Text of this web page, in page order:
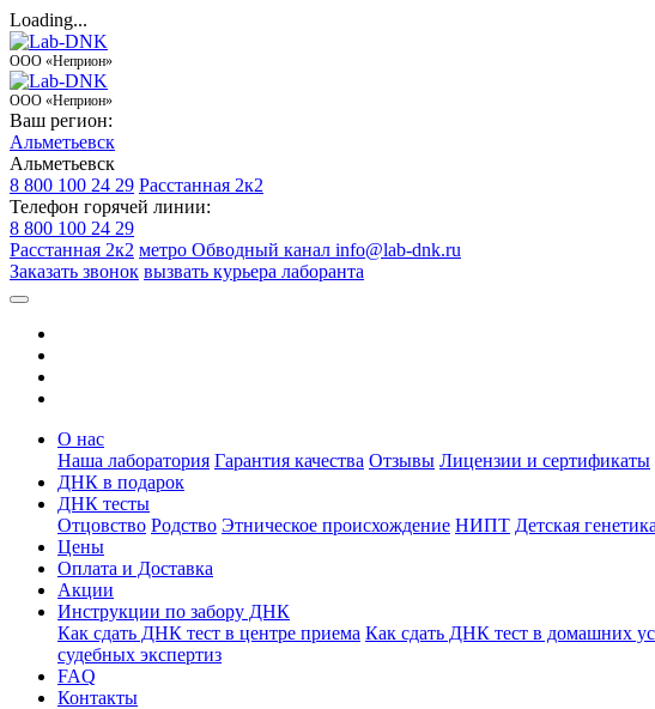
Loading...
ООО «Неприон»
ООО «Неприон»
Ваш регион:
Альметьевск
Альметьевск
8 800 100 24 29 Расстанная 2к2
Телефон горячей линии:
8 800 100 24 29
Расстанная 2к2 метро Обводный канал info@lab-dnk.ru
Заказать звонок вызвать курьера лаборанта
О нас
Наша лаборатория Гарантия качества Отзывы Лицензии и сертификаты
ДНК в подарок
ДНК тесты
Отцовство Родство Этническое происхождение НИПТ Детская генетика
Цены
Оплата и Доставка
Акции
Инструкции по забору ДНК
Как сдать ДНК тест в центре приема Как сдать ДНК тест в домашних
судебных экспертиз
FAQ
Контакты